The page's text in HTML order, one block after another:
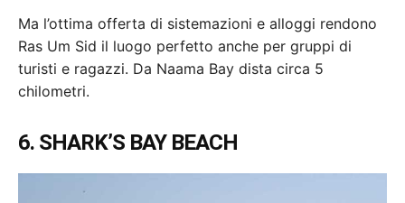
Ma l’ottima offerta di sistemazioni e alloggi rendono
Ras Um Sid il luogo perfetto anche per gruppi di
turisti e ragazzi. Da Naama Bay dista circa 5
chilometri.
6. SHARK’S BAY BEACH